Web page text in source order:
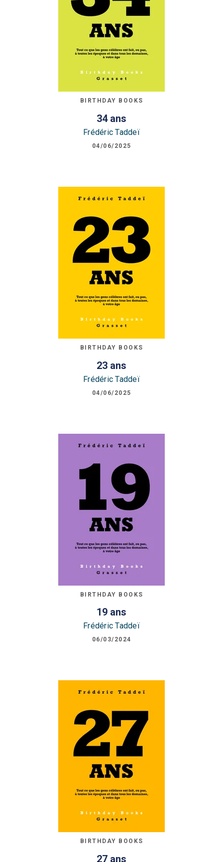
BIRTHDAY BOOKS
34 ans
Frédéric Taddeï
04/06/2025
BIRTHDAY BOOKS
23 ans
Frédéric Taddeï
04/06/2025
BIRTHDAY BOOKS
19 ans
Frédéric Taddeï
06/03/2024
BIRTHDAY BOOKS
27 ans